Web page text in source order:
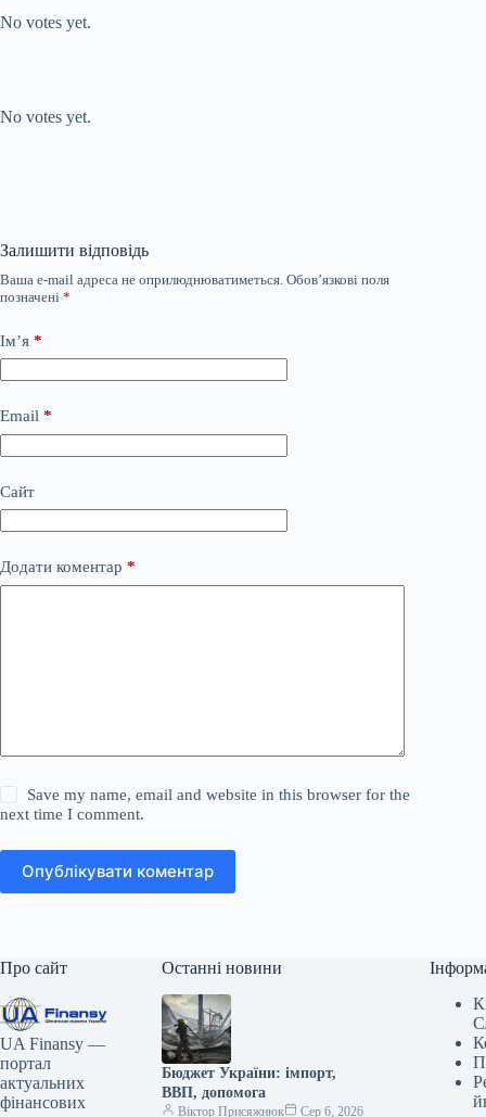
No votes yet.
No votes yet.
Залишити відповідь
Ваша e-mail адреса не оприлюднюватиметься. Обов’язкові поля
позначені *
Ім’я *
Email *
Сайт
Додати коментар *
Save my name, email and website in this browser for the
next time I comment.
Опублікувати коментар
Про сайт
UA Finansy —
портал
актуальних
фінансових
Останні новини
Бюджет України: імпорт,
ВВП, допомога
Віктор Присяжнюк Сер 6, 2026